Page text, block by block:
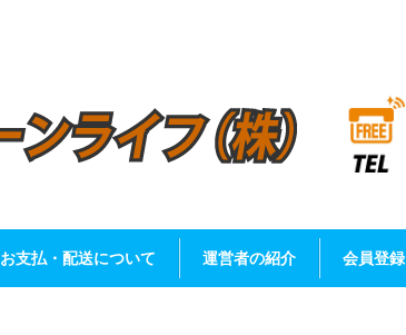
お支払・配送について 運営者の紹介 会員登録